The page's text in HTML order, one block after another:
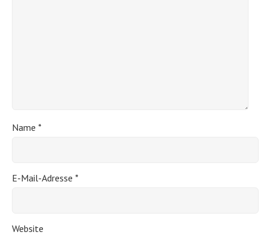
Name *
E-Mail-Adresse *
Website